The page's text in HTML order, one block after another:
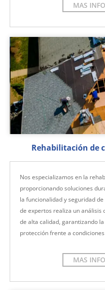
MAS
Rehabilitación de
Nos especializamos en la
proporcionando soluciones
la funcionalidad y seguridad
de expertos realiza un análisis
de alta calidad, garantizando
protección frente a
MAS